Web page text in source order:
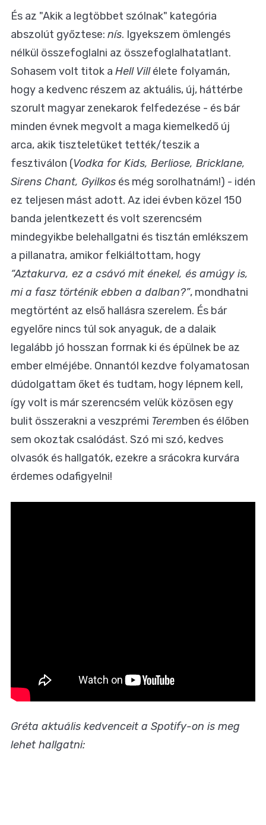
És az "Akik a legtöbbet szólnak" kategória
abszolút győztese: nís. Igyekszem ömlengés
nélkül összefoglalni az összefoglalhatatlant.
Sohasem volt titok a Hell Villélete folyamán,
hogy a kedvenc részem az aktuális, új, háttérbe
szorult magyar zenekarok felfedezése - és bár
minden évnek megvolt a maga kiemelkedő új
arca, akik tiszteletüket tették/teszik a
fesztiválon (Vodka for Kids, Berliose, Bricklane,
Sirens Chant, Gyilkos és még sorolhatnám!) - idén
ez teljesen mást adott. Az idei évben közel 150
banda jelentkezett és volt szerencsém
mindegyikbe belehallgatni és tisztán emlékszem
a pillanatra, amikor felkiáltottam, hogy
“Aztakurva, ez a csávó mit énekel, és amúgy is,
mi a fasz történik ebben a dalban?”, mondhatni
megtörtént az első hallásra szerelem. És bár
egyelőre nincs túl sok anyaguk, de a dalaik
legalább jó hosszan forrnak ki és épülnek be az
ember elméjébe. Onnantól kezdve folyamatosan
dúdolgattam őket és tudtam, hogy lépnem kell,
így volt is már szerencsém velük közösen egy
bulit összerakni a veszprémi Teremben és élőben
sem okoztak csalódást. Szó mi szó, kedves
olvasók és hallgatók, ezekre a srácokra kurvára
érdemes odafigyelni!
Gréta aktuális kedvenceit a Spotify-on is meg
lehet hallgatni: